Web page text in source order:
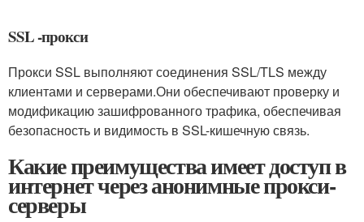
SSL -прокси
Прокси SSL выполняют соединения SSL/TLS между
клиентами и серверами.Они обеспечивают проверку и
модификацию зашифрованного трафика, обеспечивая
безопасность и видимость в SSL-кишечную связь.
Какие преимущества имеет доступ в
интернет через анонимные прокси-
серверы